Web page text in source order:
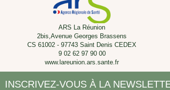
ARS La Réunion
2bis,Avenue Georges Brassens
CS 61002 - 97743 Saint Denis CEDEX
9 02 62 97 90 00
www.lareunion.ars.sante.fr
INSCRIVEZ-VOUS À LA